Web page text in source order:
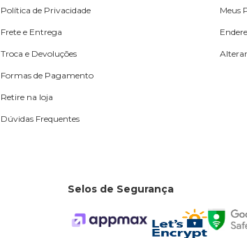
Política de Privacidade
Frete e Entrega
Troca e Devoluções
Formas de Pagamento
Retire na loja
Dúvidas Frequentes
Meus
Selos de Segurança